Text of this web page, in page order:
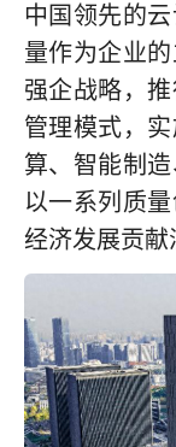
中国领先的
量作为企业
强企战略，
管理模式，
算、智能制
以一系列质
经济发展贡献